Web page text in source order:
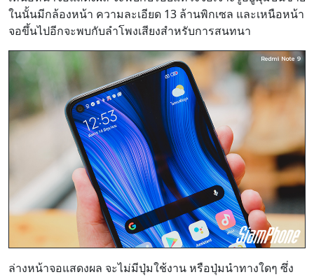
ในนั้นมีกล้องหน้า ความละเอียด 13 ล้านพิกเซล และเหนือหน้า
จอขึ้นไปอีกจะพบกับลำโพงเสียงสำหรับการสนทนา
ล่างหน้าจอแสดงผล จะไม่มีปุ่มใช้งาน หรือปุ่มนำทางใดๆ ซึ่ง